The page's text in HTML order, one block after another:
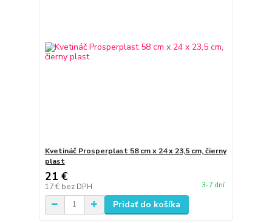
Kvetináč Prosperplast 58 cm x 24 x 23,5 cm, čierny
plast
21 €
17 € bez DPH 3-7 dní
Pridať do košíka